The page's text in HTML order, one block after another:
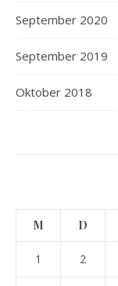
September 2020
September 2019
Oktober 2018
M D
1 2